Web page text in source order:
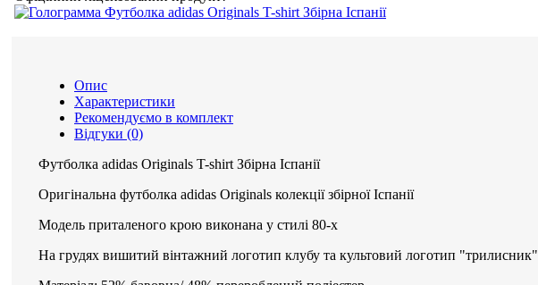
Опис
Характеристики
Рекомендуємо в комплект
Відгуки (0)
Футболка adidas Originals T-shirt Збірна Іспанії
Оригінальна футболка adidas Originals колекції збірної Іспанії
Модель приталеного крою виконана у стилі 80-х
На грудях вишитий вінтажний логотип клубу та культовий логотип "трилисник"